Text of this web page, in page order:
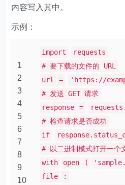
内容写入其中。
示例：
1
2
3
4
5
6
7
8
9
10
import
requests
# 要下载的文件的 URL
url
=
'https://
# 发送 GET 请求
response
=
# 检查请求是否成功
if
# 以二进制模式打开一个
with
open (
file
: